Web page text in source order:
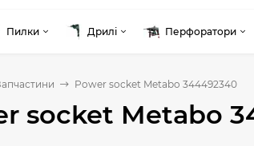
Пилки Дрилі Перфоратори
Power socket Metabo 344492340
socket Metabo